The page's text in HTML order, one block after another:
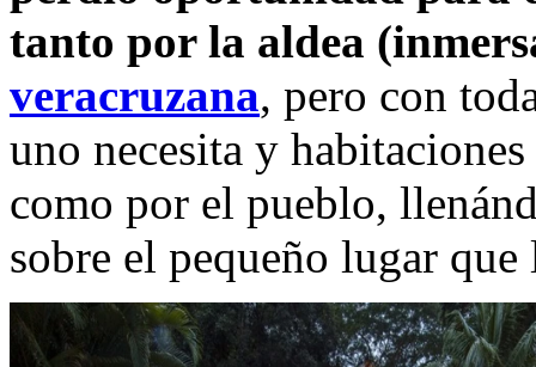
tanto por la aldea
veracruzana, pero con
uno necesita y
como por el pueblo,
sobre el pequeño lugar